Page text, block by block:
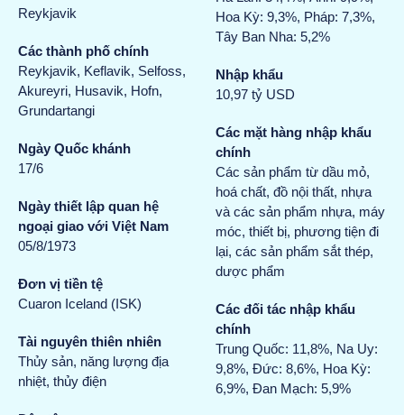
Reykjavik
Các thành phố chính
Reykjavik, Keflavik, Selfoss,
Akureyri, Husavik, Hofn,
Grundartangi
Ngày Quốc khánh
17/6
Ngày thiết lập quan hệ
ngoại giao với Việt Nam
05/8/1973
Đơn vị tiền tệ
Cuaron Iceland (ISK)
Tài nguyên thiên nhiên
Thủy sản, năng lượng địa
nhiệt, thủy điện
Hoa Kỳ: 9,3%, Pháp: 7,3%,
Tây Ban Nha: 5,2%
Nhập khẩu
10,97 tỷ USD
Các mặt hàng nhập khẩu
chính
Các sản phẩm từ dầu mỏ,
hoá chất, đồ nội thất, nhựa
và các sản phẩm nhựa, máy
móc, thiết bị, phương tiện đi
lại, các sản phẩm sắt thép,
dược phẩm
Các đối tác nhập khẩu
chính
Trung Quốc: 11,8%, Na Uy:
9,8%, Đức: 8,6%, Hoa Kỳ:
6,9%, Đan Mạch: 5,9%